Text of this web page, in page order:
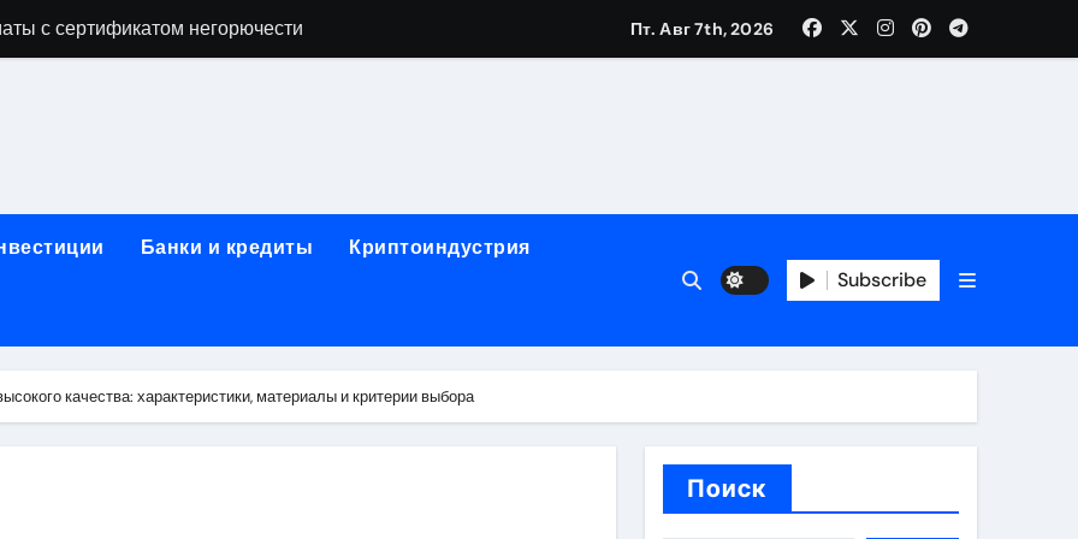
с сертификатом негорючести
и направляющих для конвейерных лент
лотков для хранения электронных компонентов
этапы строительства, проверка застройщика и сценарии оформления сделки
информация о сельскохозяйственных предприятиях
Пт. Авг 7th, 2026
Банки и кредиты Криптоиндустрия
Subscribe
качества: характеристики, материалы и критерии выбора
Поиск